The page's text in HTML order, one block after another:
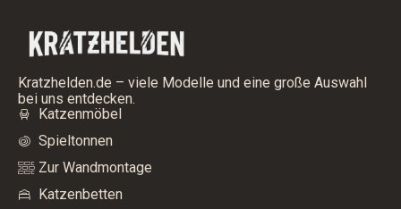
Kratzhelden.de – viele Modelle und eine große Auswahl
bei uns entdecken.
Katzenmöbel
Spieltonnen
Zur Wandmontage
Katzenbetten